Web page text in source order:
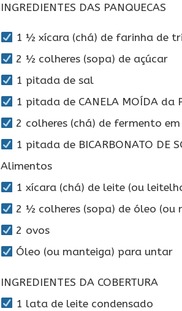
INGREDIENTES DAS PANQUECAS
1 ½ xícara (chá) de farinha de
2 ½ colheres (sopa) de açúcar
1 pitada de sal
1 pitada de CANELA MOÍDA da
2 colheres (chá) de fermento
1 pitada de BICARBONATO DE
Alimentos
1 xícara (chá) de leite (ou
2 ½ colheres (sopa) de óleo (ou
2 ovos
Óleo (ou manteiga) para untar
INGREDIENTES DA COBERTURA
1 lata de leite condensado